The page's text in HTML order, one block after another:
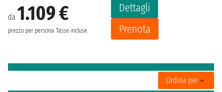
da 1.109 €
prezzo per persona Tasse incluse
Dettagli
Prenota
Ordina per